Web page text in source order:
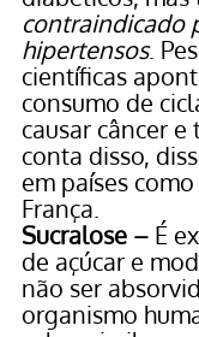
contraindicado
hipertensos.
científicas
consumo de
causar câncer
conta disso,
em países como
França.
Sucralose – É
de açúcar e
não ser
organismo